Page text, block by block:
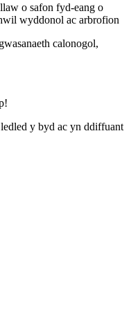
o safon fyd-eang o
wyddonol ac arbrofion
calonogol,
y byd ac yn ddiffuant